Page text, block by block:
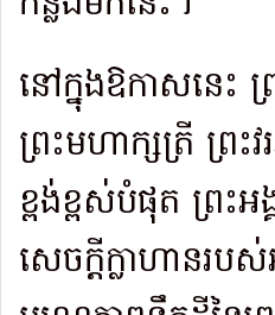
នៅក្នុងឱកាសនេះ
ព្រះមហាក្សត្រី ព្រះវ
ខ្ពង់ខ្ពស់បំផុត ព្រះ
សេចក្តីក្លាហានរ